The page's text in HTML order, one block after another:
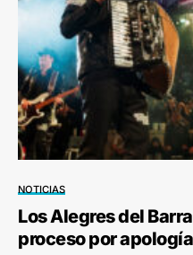
NOTICIAS
Los Alegres del
proceso por